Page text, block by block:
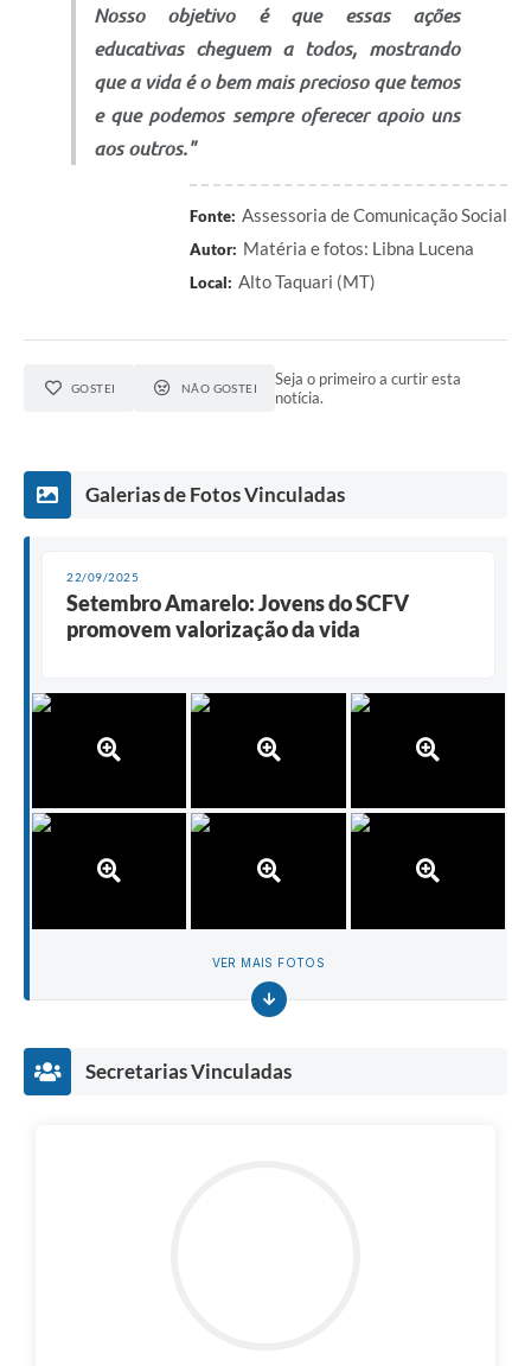
Nosso objetivo é que essas ações
educativas cheguem a todos, mostrando
que a vida é o bem mais precioso que temos
e que podemos sempre oferecer apoio uns
aos outros."
Fonte: Assessoria de Comunicação Social
Autor: Matéria e fotos: Libna Lucena
Local: Alto Taquari (MT)
GOSTEI NÃO GOSTEI
Seja o primeiro a curtir esta
notícia.
Galerias de Fotos Vinculadas
22/09/2025
Setembro Amarelo: Jovens do SCFV
promovem valorização da vida
VER MAIS FOTOS
Secretarias Vinculadas